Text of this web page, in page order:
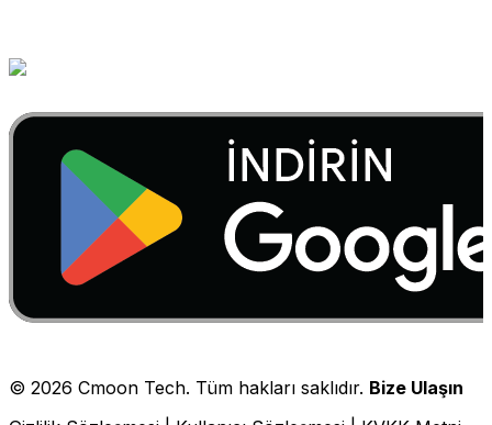
© 2026 Cmoon Tech. Tüm hakları saklıdır. Bize Ulaşın